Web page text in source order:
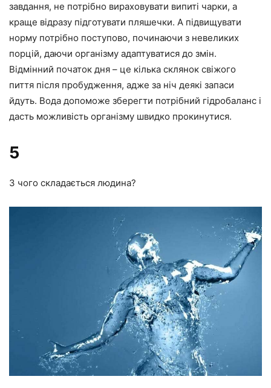
завдання, не потрібно вираховувати випиті чарки, а
краще відразу підготувати пляшечки. А підвищувати
норму потрібно поступово, починаючи з невеликих
порцій, даючи організму адаптуватися до змін.
Відмінний початок дня – це кілька склянок свіжого
пиття після пробудження, адже за ніч деякі запаси
йдуть. Вода допоможе зберегти потрібний гідробаланс і
дасть можливість організму швидко прокинутися.
5
З чого складається людина?